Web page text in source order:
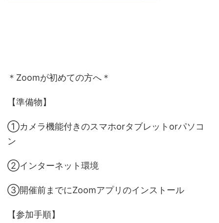
＊Zoomが初めての方へ＊
【準備物】
①カメラ機能付きのスマホorタブレットorパソコ
ン
②インターネット環境
③開催前までにZoomアプリのインストール
【参加手順】